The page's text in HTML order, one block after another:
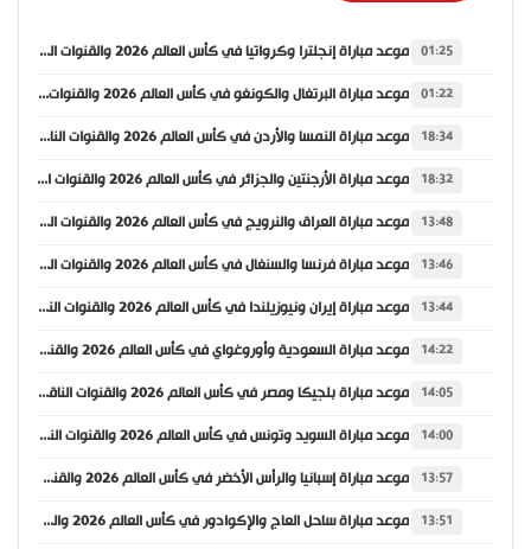
01:25 موعد مباراة إنجلترا وكرواتيا في كأس العالم 2026 والقنوات الناقلة
01:22 موعد مباراة البرتغال والكونغو في كأس العالم 2026 والقنوات الناقلة
18:34 موعد مباراة النمسا والأردن في كأس العالم 2026 والقنوات الناقلة
18:32 موعد مباراة الأرجنتين والجزائر في كأس العالم 2026 والقنوات الناقلة
13:48 موعد مباراة العراق والنرويج في كأس العالم 2026 والقنوات الناقلة
13:46 موعد مباراة فرنسا والسنغال في كأس العالم 2026 والقنوات الناقلة
13:44 موعد مباراة إيران ونيوزيلندا في كأس العالم 2026 والقنوات الناقلة
14:22 موعد مباراة السعودية وأوروغواي في كأس العالم 2026 والقنوات الناقلة
14:05 موعد مباراة بلجيكا ومصر في كأس العالم 2026 والقنوات الناقلة
14:00 موعد مباراة السويد وتونس في كأس العالم 2026 والقنوات الناقلة
13:57 موعد مباراة إسبانيا والرأس الأخضر في كأس العالم 2026 والقنوات الناقلة
13:51 موعد مباراة ساحل العاج والإكوادور في كأس العالم 2026 والقنوات الناقلة